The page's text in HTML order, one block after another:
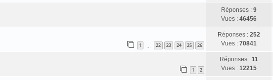
Réponses : 9
Vues : 46456
1 … 22 23 24 25 26
Réponses : 252
Vues : 70841
1 2
Réponses : 11
Vues : 12215